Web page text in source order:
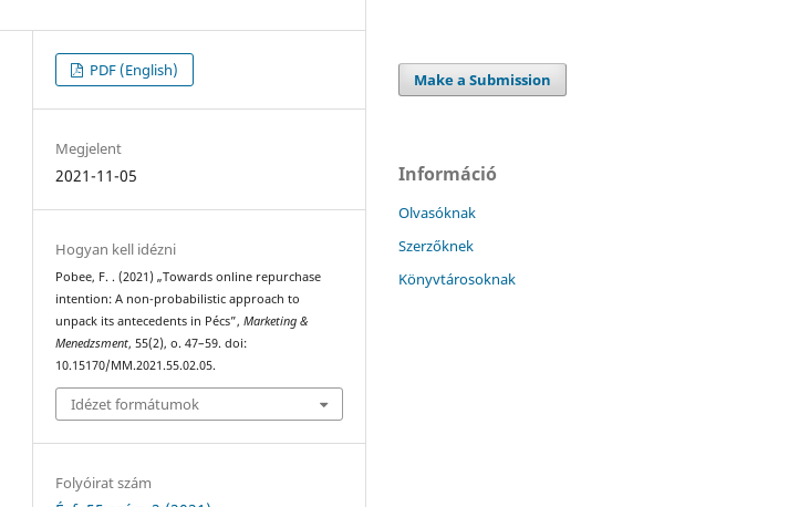
PDF (English)
Megjelent
2021-11-05
Hogyan kell idézni
Pobee, F. . (2021) „Towards online repurchase
intention: A non-probabilistic approach to
unpack its antecedents in Pécs”,Marketing &
Menedzsment, 55(2), o. 47–59. doi:
10.15170/MM.2021.55.02.05.
Idézet formátumok
Folyóirat szám
Make a Submission
Információ
Olvasóknak
Szerzőknek
Könyvtárosoknak